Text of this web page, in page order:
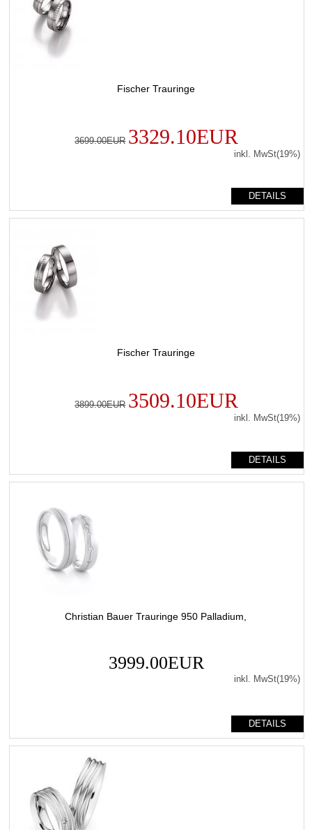
Fischer Trauringe
3699.00EUR 3329.10EUR
inkl. MwSt(19%)
DETAILS
Fischer Trauringe
3899.00EUR 3509.10EUR
inkl. MwSt(19%)
DETAILS
Christian Bauer Trauringe 950 Palladium,
3999.00EUR
inkl. MwSt(19%)
DETAILS